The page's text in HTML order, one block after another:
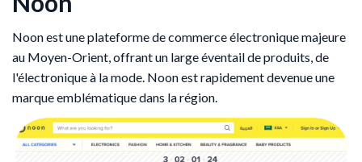
Noon est une plateforme de commerce électronique majeure
au Moyen-Orient, offrant un large éventail de produits, de
l'électronique à la mode. Noon est rapidement devenue une
marque emblématique dans la région.